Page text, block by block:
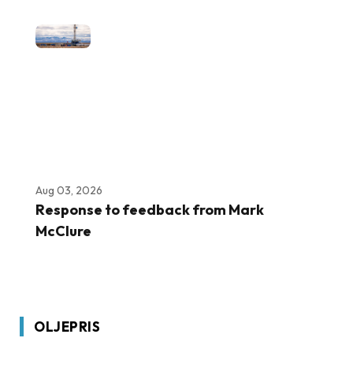
Aug 03, 2026
Response to feedback from Mark
McClure
OLJEPRIS